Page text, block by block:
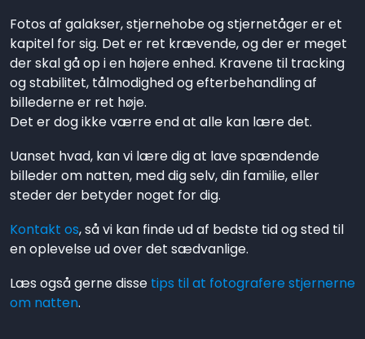
Fotos af galakser, stjernehobe og stjernetåger er et
kapitel for sig. Det er ret krævende, og der er meget
der skal gå op i en højere enhed. Kravene til tracking
og stabilitet, tålmodighed og efterbehandling af
billederne er ret høje.
Det er dog ikke værre end at alle kan lære det.
Uanset hvad, kan vi lære dig at lave spændende
billeder om natten, med dig selv, din familie, eller
steder der betyder noget for dig.
Kontakt os, så vi kan finde ud af bedste tid og sted til
en oplevelse ud over det sædvanlige.
Læs også gerne disse tips til at fotografere stjernerne
om natten.